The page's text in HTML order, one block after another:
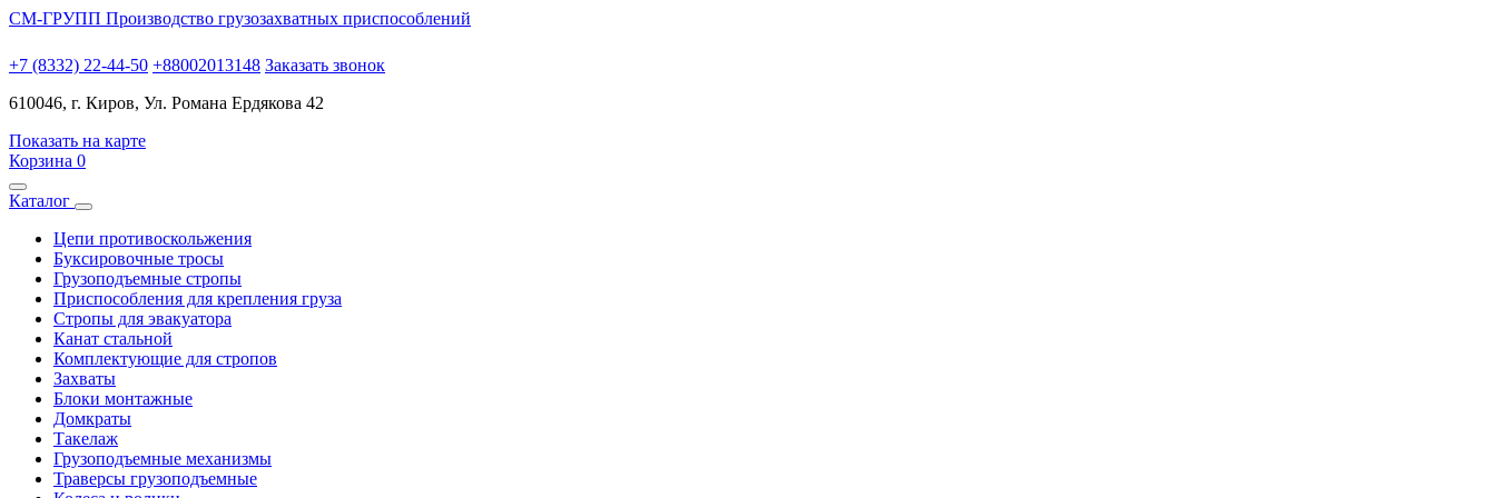
СМ-ГРУПП Производство грузозахватных приспособлений
+7 (8332) 22-44-50 +88002013148 Заказать звонок
610046, г. Киров, Ул. Романа Ердякова 42
Показать на карте
Корзина 0
Каталог
Цепи противоскольжения
Буксировочные тросы
Грузоподъемные стропы
Приспособления для крепления груза
Стропы для эвакуатора
Канат стальной
Комплектующие для стропов
Захваты
Блоки монтажные
Домкраты
Такелаж
Грузоподъемные механизмы
Траверсы грузоподъемные